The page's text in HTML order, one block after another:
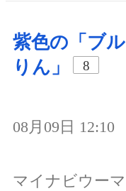
紫色の「ブ
りん」
8
08月09日 12:10
マイナビウー